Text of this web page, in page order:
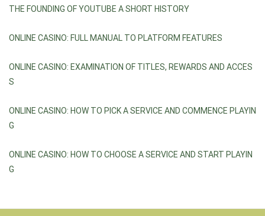
THE FOUNDING OF YOUTUBE A SHORT HISTORY
ONLINE CASINO: FULL MANUAL TO PLATFORM FEATURES
ONLINE CASINO: EXAMINATION OF TITLES, REWARDS AND ACCES
S
ONLINE CASINO: HOW TO PICK A SERVICE AND COMMENCE PLAYIN
G
ONLINE CASINO: HOW TO CHOOSE A SERVICE AND START PLAYIN
G